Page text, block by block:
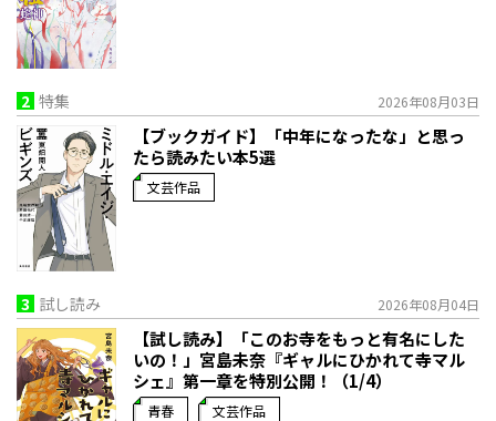
2 特集 2026年08月03日
【ブックガイド】「中年になったな」と思っ
たら読みたい本5選
文芸作品
3 試し読み 2026年08月04日
【試し読み】「このお寺をもっと有名にした
いの！」宮島未奈『ギャルにひかれて寺マル
シェ』第一章を特別公開！（1/4）
青春 文芸作品